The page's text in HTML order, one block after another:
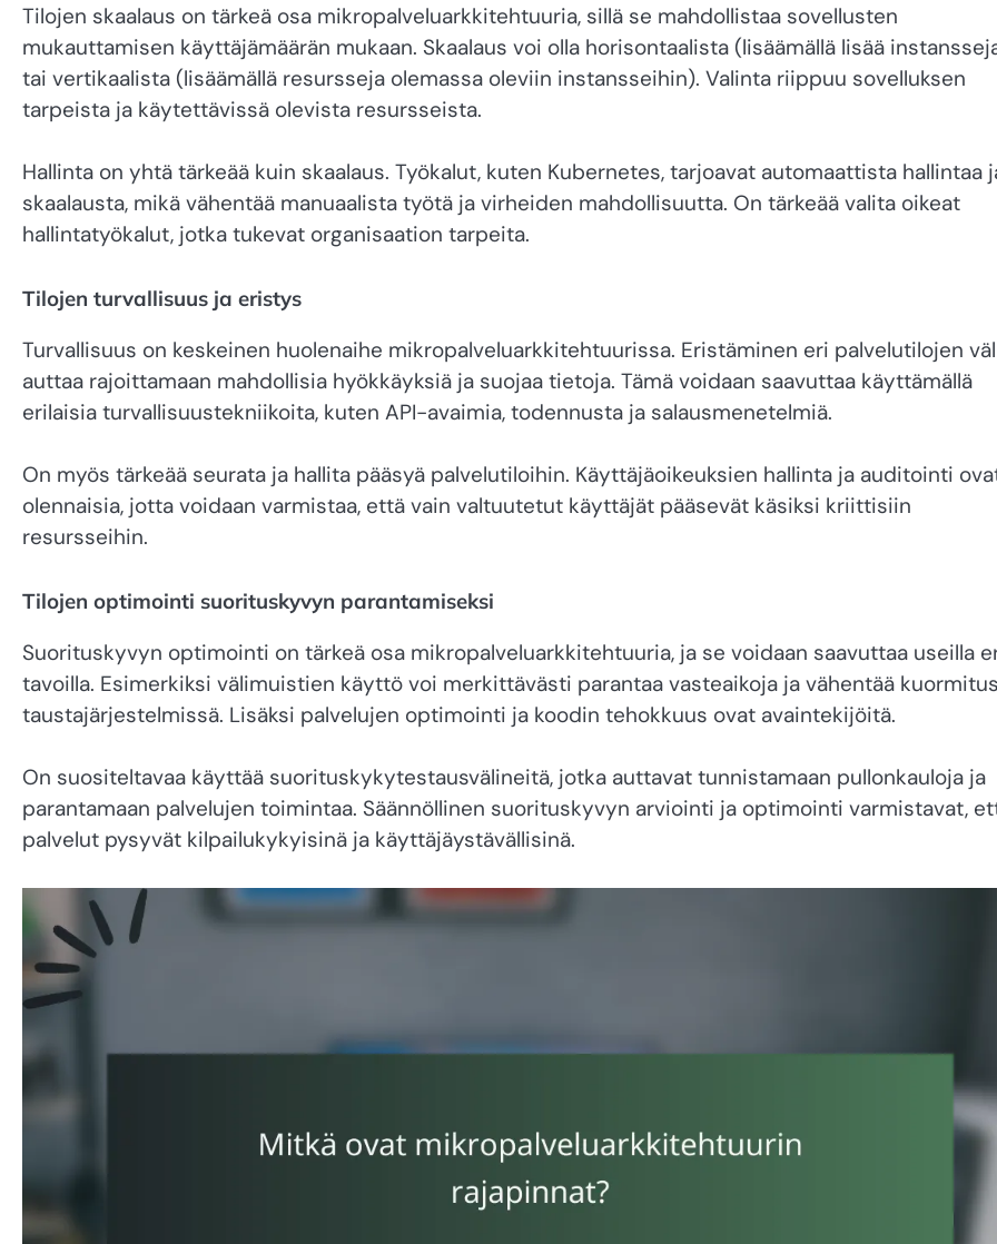
Tilojen skaalaus on tärkeä osa mikropalveluarkkitehtuuria, sillä se mahdollistaa sovellusten
mukauttamisen käyttäjämäärän mukaan. Skaalaus voi olla horisontaalista (lisäämällä lisää
tai vertikaalista (lisäämällä resursseja olemassa oleviin instansseihin). Valinta riippuu sovelluksen
tarpeista ja käytettävissä olevista resursseista.
Hallinta on yhtä tärkeää kuin skaalaus. Työkalut, kuten Kubernetes, tarjoavat automaattista hallintaa
skaalausta, mikä vähentää manuaalista työtä ja virheiden mahdollisuutta. On tärkeää valita oikeat
hallintatyökalut, jotka tukevat organisaation tarpeita.
Tilojen turvallisuus ja eristys
Turvallisuus on keskeinen huolenaihe mikropalveluarkkitehtuurissa. Eristäminen eri palvelutilojen
auttaa rajoittamaan mahdollisia hyökkäyksiä ja suojaa tietoja. Tämä voidaan saavuttaa käyttämällä
erilaisia turvallisuustekniikoita, kuten API-avaimia, todennusta ja salausmenetelmiä.
On myös tärkeää seurata ja hallita pääsyä palvelutiloihin. Käyttäjäoikeuksien hallinta ja auditointi
olennaisia, jotta voidaan varmistaa, että vain valtuutetut käyttäjät pääsevät käsiksi kriittisiin
resursseihin.
Tilojen optimointi suorituskyvyn parantamiseksi
Suorituskyvyn optimointi on tärkeä osa mikropalveluarkkitehtuuria, ja se voidaan saavuttaa useilla
tavoilla. Esimerkiksi välimuistien käyttö voi merkittävästi parantaa vasteaikoja ja vähentää
taustajärjestelmissä. Lisäksi palvelujen optimointi ja koodin tehokkuus ovat avaintekijöitä.
On suositeltavaa käyttää suorituskykytestausvälineitä, jotka auttavat tunnistamaan pullonkauloja ja
parantamaan palvelujen toimintaa. Säännöllinen suorituskyvyn arviointi ja optimointi varmistavat,
palvelut pysyvät kilpailukykyisinä ja käyttäjäystävällisinä.